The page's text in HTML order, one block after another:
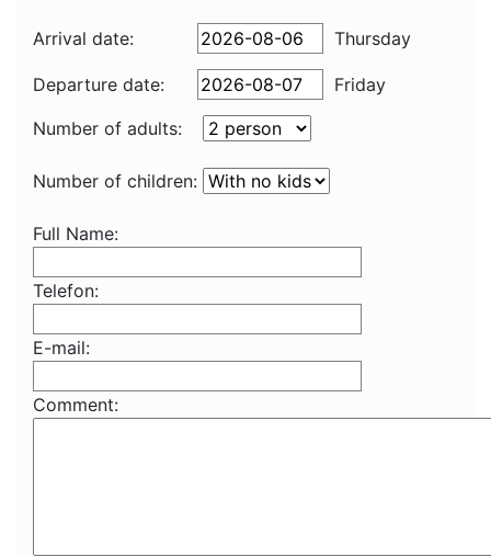
Arrival date: Thursday
Departure date:
Friday
Number of adults:
Number of children:
Full Name:
Telefon:
E-mail:
Comment: